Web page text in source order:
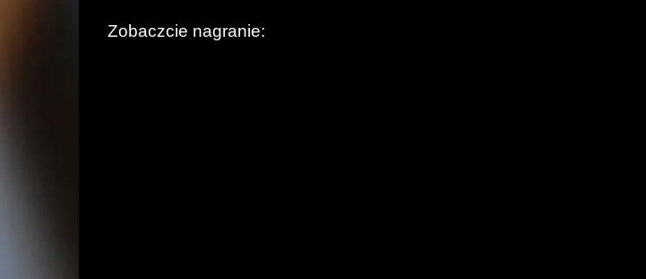
Zobaczcie nagranie: